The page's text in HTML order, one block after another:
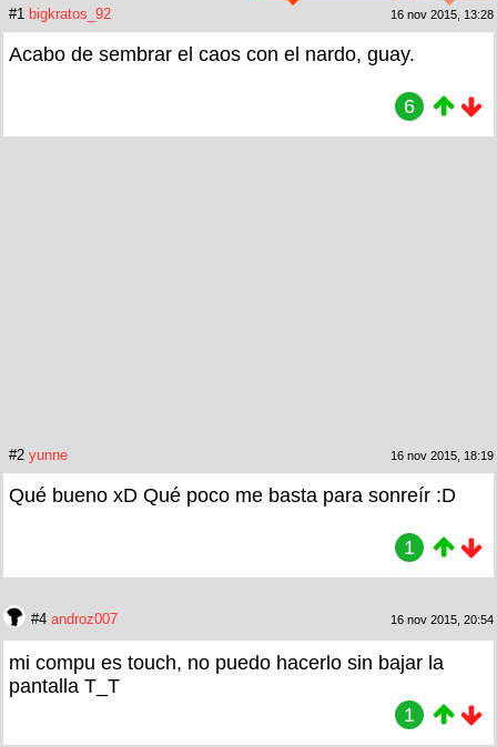
#1 bigkratos_92 16 nov 2015, 13:28
Acabo de sembrar el caos con el nardo, guay.
6
#2 yunne 16 nov 2015, 18:19
Qué bueno xD Qué poco me basta para sonreír :D
1
#4 androz007 16 nov 2015, 20:54
mi compu es touch, no puedo hacerlo sin bajar la
pantalla T_T
1